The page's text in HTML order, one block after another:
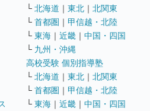
└ 北海道 ｜ 東北 ｜ 北関東
└ 首都圏 ｜ 甲信越・北陸
└ 東海 ｜ 近畿 ｜ 中国・四国
└ 九州・沖縄
高校受験 個別指導塾
└ 北海道 ｜ 東北 ｜ 北関東
└ 首都圏 ｜ 甲信越・北陸
└ 東海 ｜ 近畿 ｜ 中国・四国